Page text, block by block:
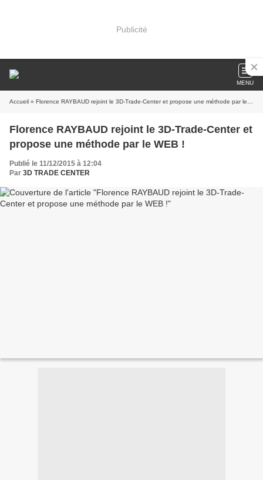
Publicité
MENU
Accueil » Florence RAYBAUD rejoint le 3D-Trade-Center et propose une méthode par le WEB !
Florence RAYBAUD rejoint le 3D-Trade-Center et
propose une méthode par le WEB !
Publié le 11/12/2015 à 12:04
Par 3D TRADE CENTER